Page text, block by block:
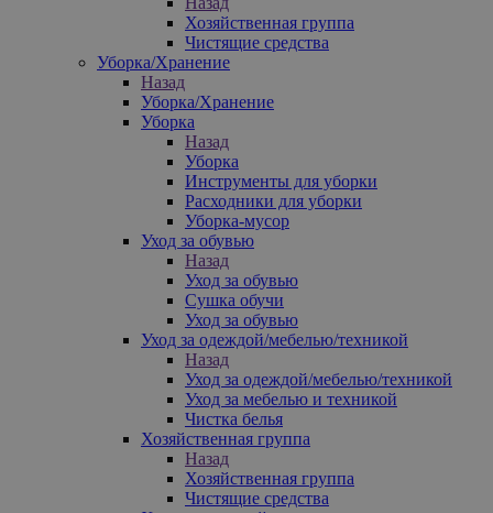
Хозяйственная группа
Чистящие средства
Уборка/Хранение
Назад
Уборка/Хранение
Уборка
Назад
Уборка
Инструменты для уборки
Расходники для уборки
Уборка-мусор
Уход за обувью
Назад
Уход за обувью
Сушка обучи
Уход за обувью
Уход за одеждой/мебелью/техникой
Назад
Уход за одеждой/мебелью/техникой
Уход за мебелью и техникой
Чистка белья
Хозяйственная группа
Назад
Хозяйственная группа
Чистящие средства